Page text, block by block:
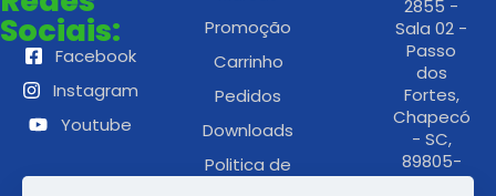
Sociais:
Facebook
Instagram
Youtube
Promoção
Carrinho
Pedidos
Downloads
Politica de
2855 -
Sala 02 -
Passo
dos
Fortes,
Chapecó
- SC,
89805-
186